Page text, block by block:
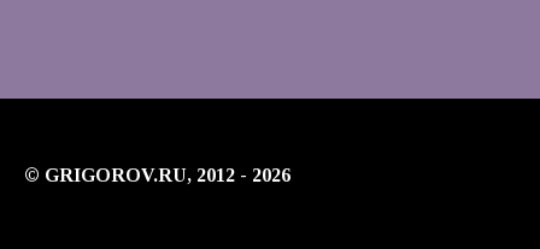
© GRIGOROV.RU, 2012 - 2026